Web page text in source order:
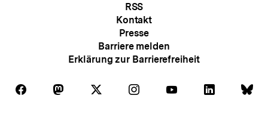
RSS
Kontakt
Presse
Barriere melden
Erklärung zur Barrierefreiheit
Folgen
Auf
Folgen Folgen Folgen
Auf
Folgen Folgen